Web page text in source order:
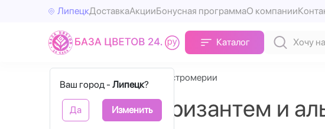
ЛипецкДоставкаАкцииБонусная программаО компании
Каталог
Ваш город - Липецк?
Да Изменить
Хризантемы и альстромерии
Букеты из хризантем и